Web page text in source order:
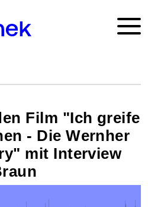
Film "Ich greife
- Die Wernher
mit Interview